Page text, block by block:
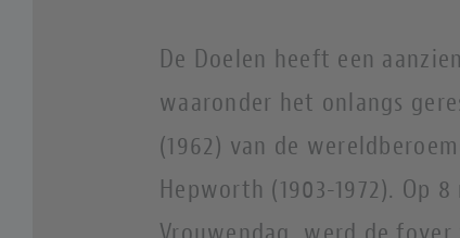
De Doelen heeft een
waaronder het onlangs
(1962) van de
Hepworth (1903-1972). Op